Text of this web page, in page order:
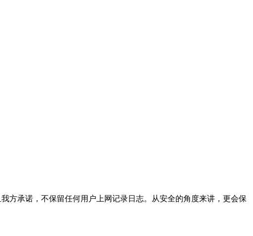
方承诺，不保留任何用户上网记录日志。从安全的角度来讲，更会保